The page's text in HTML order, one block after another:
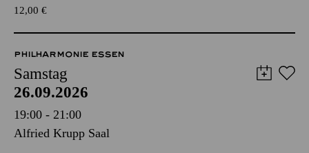
12,00 €
PHILHARMONIE ESSEN
Samstag
26.09.2026
19:00 - 21:00
Alfried Krupp Saal